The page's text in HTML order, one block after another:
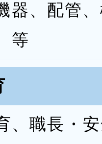
器、配管
等
、職長・